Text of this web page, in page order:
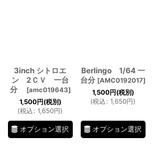
3inch シトロエ
ン 2ＣＶ 一台
分
[amc019643]
1,500円(税別)
(税込: 1,650円)
オプション選択
Berlingo 1/64 一
台分 [AMC0192017]
1,500円(税別)
(税込: 1,650円)
オプション選択